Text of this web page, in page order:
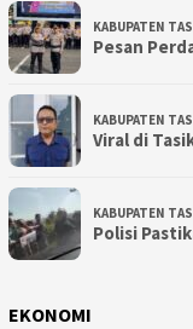
KABUPATEN
Pesan
KABUPATEN
Viral di
KABUPATEN
Polisi
EKONOMI